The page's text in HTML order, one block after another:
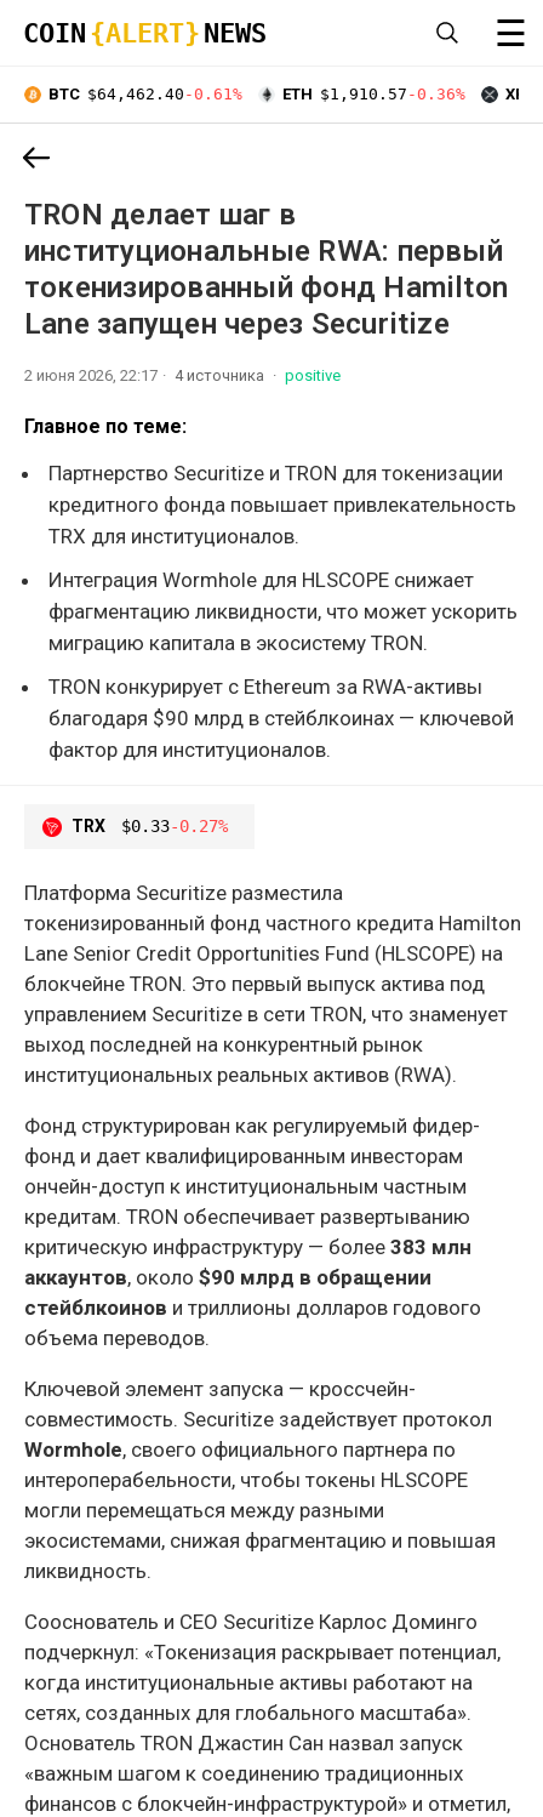
COIN {ALERT} NEWS ☰
BTC $64,462.40 -0.61% ETH $1,910.57 -0.36% XRP
TRON делает шаг в
институциональные RWA: первый
токенизированный фонд Hamilton
Lane запущен через Securitize
2 июня 2026, 22:17 4 источника positive
Главное по теме:
Партнерство Securitize и TRON для токенизации
кредитного фонда повышает привлекательность
TRX для институционалов.
Интеграция Wormhole для HLSCOPE снижает
фрагментацию ликвидности, что может ускорить
миграцию капитала в экосистему TRON.
TRON конкурирует с Ethereum за RWA-активы
благодаря $90 млрд в стейблкоинах — ключевой
фактор для институционалов.
TRX $0.33-0.27%
Платформа Securitize разместила
токенизированный фонд частного кредита Hamilton
Lane Senior Credit Opportunities Fund (HLSCOPE) на
блокчейне TRON. Это первый выпуск актива под
управлением Securitize в сети TRON, что знаменует
выход последней на конкурентный рынок
институциональных реальных активов (RWA).
Фонд структурирован как регулируемый фидер-
фонд и дает квалифицированным инвесторам
ончейн-доступ к институциональным частным
кредитам. TRON обеспечивает развертыванию
критическую инфраструктуру — более 383 млн
аккаунтов, около $90 млрд в обращении
стейблкоинов и триллионы долларов годового
объема переводов.
Ключевой элемент запуска — кроссчейн-
совместимость. Securitize задействует протокол
Wormhole, своего официального партнера по
интероперабельности, чтобы токены HLSCOPE
могли перемещаться между разными
экосистемами, снижая фрагментацию и повышая
ликвидность.
Сооснователь и CEO Securitize Карлос Доминго
подчеркнул: «Токенизация раскрывает потенциал,
когда институциональные активы работают на
сетях, созданных для глобального масштаба».
Основатель TRON Джастин Сан назвал запуск
«важным шагом к соединению традиционных
финансов с блокчейн-инфраструктурой» и отметил,